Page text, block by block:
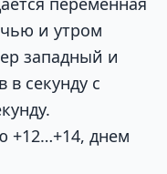
и утром
западный и
в секунду с
+12…+14, днем